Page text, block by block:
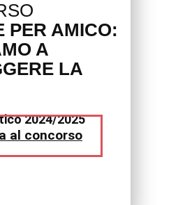
PER AMICO:
A
LA
2024/2025
al concorso